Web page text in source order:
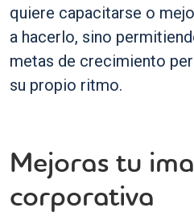
quiere capacitarse o
a hacerlo, sino
metas de crecimiento
su propio ritmo.
Mejoras tu
corporativa